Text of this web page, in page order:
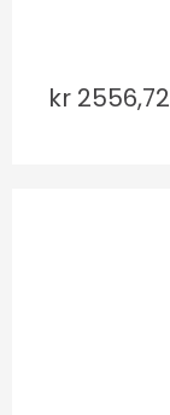
kr 2556,72